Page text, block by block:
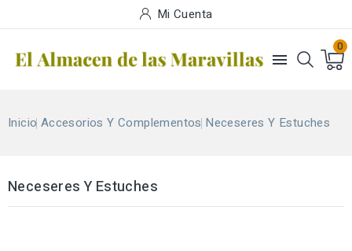
Mi Cuenta

0
Inicio Accesorios Y Complementos Neceseres Y Estuches
Neceseres Y Estuches